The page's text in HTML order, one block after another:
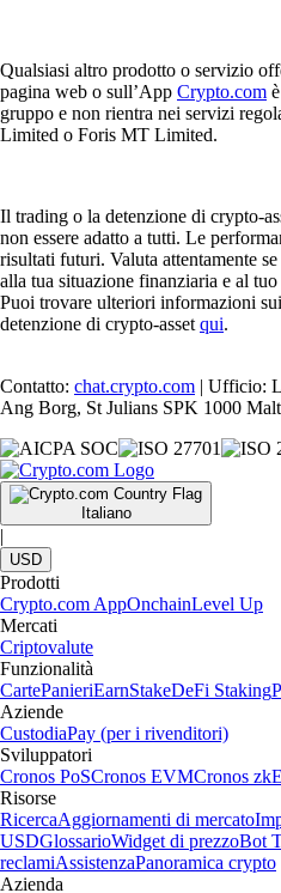
Qualsiasi altro prodotto o servizio
pagina web o sull’App Crypto.com
gruppo e non rientra nei servizi
Limited o Foris MT Limited.
Il trading o la detenzione di crypto-
non essere adatto a tutti. Le
risultati futuri. Valuta attentamente
alla tua situazione finanziaria e al
Puoi trovare ulteriori informazioni
detenzione di crypto-asset qui.
Contatto: chat.crypto.com | Ufficio:
Ang Borg, St Julians SPK 1000
Italiano
|
USD
Prodotti
Crypto.com AppOnchainLevel Up
Mercati
Criptovalute
Funzionalità
CartePanieriEarnStakeDeFi Staking
Aziende
CustodiaPay (per i rivenditori)
Sviluppatori
Cronos PoSCronos EVMCronos
Risorse
RicercaAggiornamenti di mercato
USDGlossarioWidget di prezzoBot
reclamiAssistenzaPanoramica crypto
Azienda